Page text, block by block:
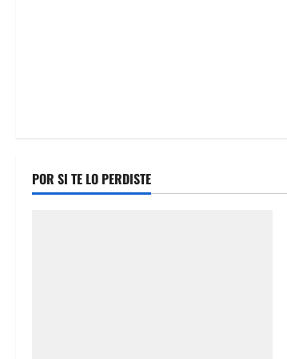
POR SI TE LO PERDISTE